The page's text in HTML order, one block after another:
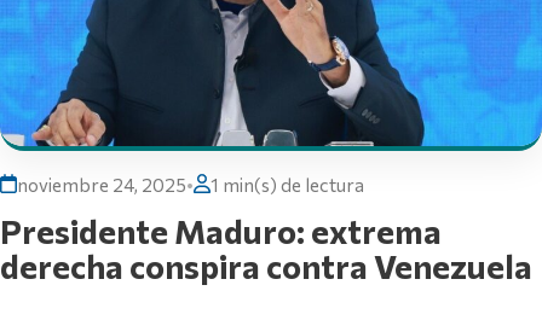
noviembre 24, 2025• 1 min(s) de lectura
Presidente Maduro: extrema
derecha conspira contra Venezuela